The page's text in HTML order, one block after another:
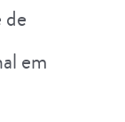
em